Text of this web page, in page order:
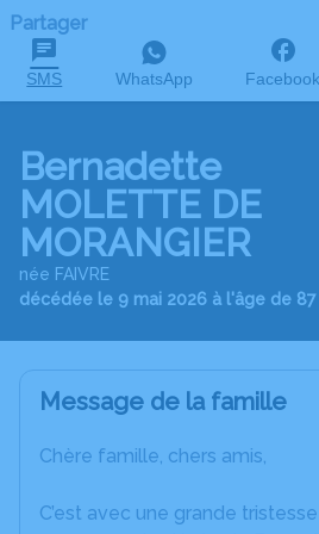
Partager
SMS WhatsApp Facebook
Bernadette
MOLETTE DE
MORANGIER
née FAIVRE
décédée le 9 mai 2026 à l'âge de 87
Message de la famille
Chère famille, chers amis,
C’est avec une grande